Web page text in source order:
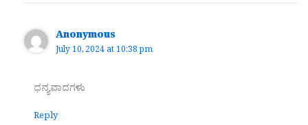
Anonymous
July 10, 2024 at 10:38 pm
ಧನ್ಯವಾದಗಳು
Reply